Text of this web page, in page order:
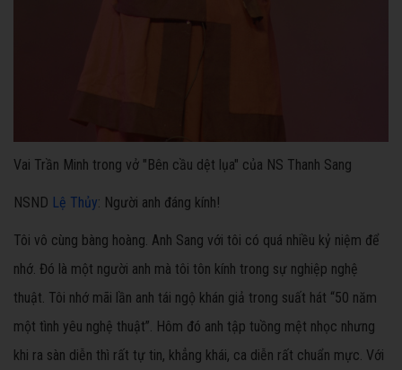
Vai Trần Minh trong vở "Bên cầu dệt lụa" của NS Thanh Sang
NSND Lệ Thủy: Người anh đáng kính!
Tôi vô cùng bàng hoàng. Anh Sang với tôi có quá nhiều kỷ niệm để
nhớ. Đó là một người anh mà tôi tôn kính trong sự nghiệp nghệ
thuật. Tôi nhớ mãi lần anh tái ngộ khán giả trong suất hát “50 năm
một tình yêu nghệ thuật”. Hôm đó anh tập tuồng mệt nhọc nhưng
khi ra sàn diễn thì rất tự tin, khẳng khái, ca diễn rất chuẩn mực. Với